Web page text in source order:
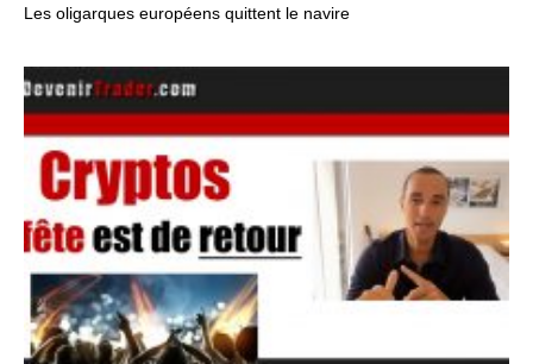
Les oligarques européens quittent le navire